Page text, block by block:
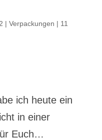
| Verpackungen | 11
ich heute ein
in einer
Euch…